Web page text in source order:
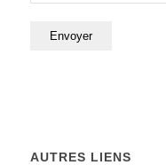
AUTRES LIENS